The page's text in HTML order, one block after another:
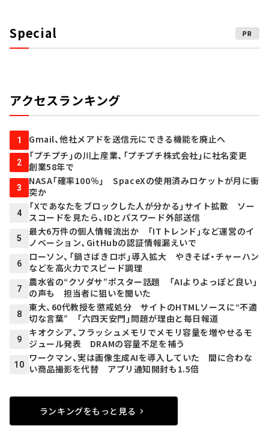
Special PR
アクセスランキング
1 Gmail、他社メアドを送信元にできる機能を廃止へ
2
「プチプチ」の川上産業、「プチプチ株式会社」に社名変更
創業58年で
3
NASA「確率100％」 SpaceXの使用済みロケットが月に衝
突か
4
「Xであなたをブロックした人が分かる」サイト拡散 ソー
スコードを見たら、IDとパスワード外部送信
5
最大6万件の個人情報流出か 「ITトレンド」など運営のイ
ノベーション、GitHubの認証情報漏えいで
6
ローソン、「鍋さばきロボ」導入拡大 やきそば・チャーハン
などを高火力でスピード調理
7
農水省の“クソダサ”ポスター話題 「AIよりよっぽど良い」
の声も 担当者に狙いを聞いた
8
東大、60代教授を懲戒処分 サイトのHTMLソースに“不適
切な言葉” 「六四天安門」問題が理由と毎日報道
9
キオクシア、フラッシュメモリでメモリ容量を増やせるモ
ジュール発表 DRAMの容量不足を補う
10
ワークマン、実は画像生成AIを導入していた 間に合わな
い商品撮影を代替 アプリ通知開封も1.5倍
ランキングをもっと見る